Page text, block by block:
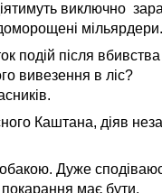
виключно
мільярдери.
подій після
вивезення в ліс?
Каштана, діяв
Дуже
має бути.